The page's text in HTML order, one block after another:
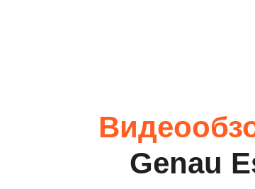
Genau